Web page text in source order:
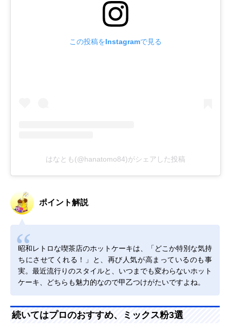
この投稿をInstagramで見る
はなとも(@hanatomo84)がシェアした投稿
ポイント解説
昭和レトロな喫茶店のホットケーキは、「どこか特別な気持
ちにさせてくれる！」と、再び人気が高まっているのも事
実。最近流行りのスタイルと、いつまでも変わらないホット
ケーキ、どちらも魅力的なので甲乙つけがたいですよね。
続いてはプロのおすすめ、ミックス粉3選